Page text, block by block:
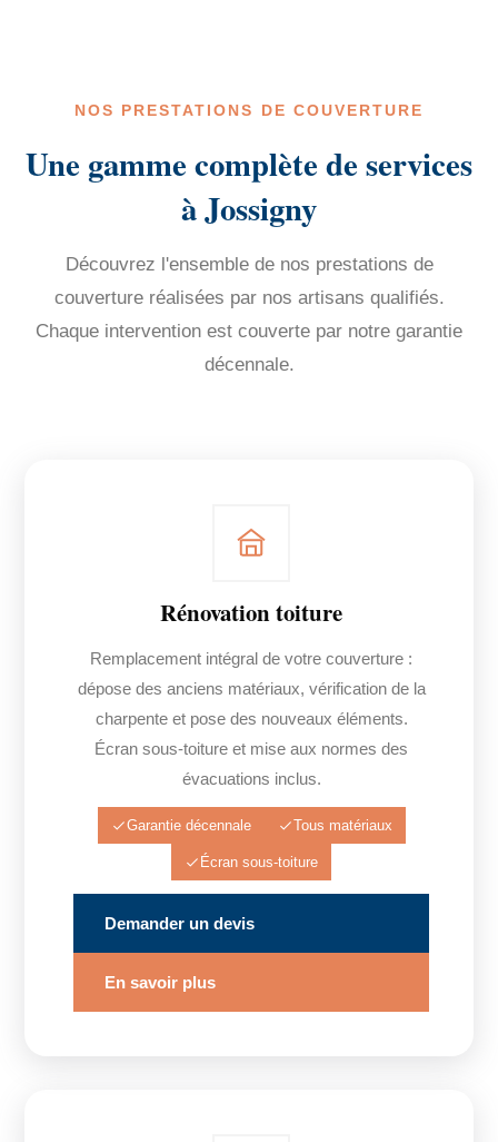
NOS PRESTATIONS DE COUVERTURE
Une gamme complète de services
à Jossigny
Découvrez l'ensemble de nos prestations de
couverture réalisées par nos artisans qualifiés.
Chaque intervention est couverte par notre garantie
décennale.
Rénovation toiture
Remplacement intégral de votre couverture :
dépose des anciens matériaux, vérification de la
charpente et pose des nouveaux éléments.
Écran sous-toiture et mise aux normes des
évacuations inclus.
Garantie décennale Tous matériaux
Écran sous-toiture
Demander un devis
En savoir plus